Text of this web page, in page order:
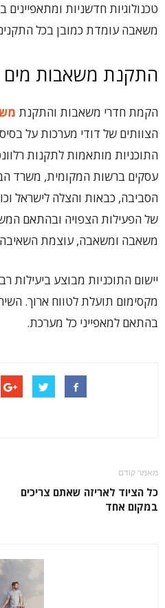
טכנולוגיות חדשניות ומתאפיינים
משאבה עומדת כמובן בכל
התקנת משאבות מים
הקמת חדרי משאבות והתקנת
הצוותים של דודי מערכות על
התוכניות מותאמות לתקנות
עסקים ברשות המקומית, משרד
הסביבה, כבאות והצלה לישראל
של הפעילות הצפויה ובהתאם
משאבה ומשאבה, עוצמת השאיבה,
יישום התוכניות מבוצע ביעילות
מקסימום תועלת לטווח ארוך.
בהתאם למאפייני כל מערכת.
מאמר קודם
כל הציוד לאריזה שאתם צריכים
במקום אחד